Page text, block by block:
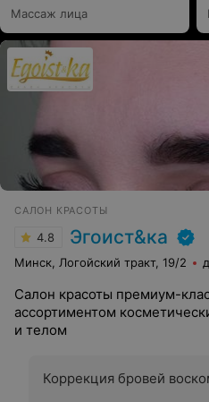
Массаж лица
САЛОН КРАСОТЫ
4.8 Эгоист&ка
Минск, Логойский тракт, 19/2
Салон красоты премиум-
ассортиментом
и телом
Коррекция бровей